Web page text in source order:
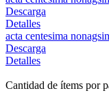
Descarga
Detalles
acta centesima
Descarga
Detalles
Cantidad de ítems por